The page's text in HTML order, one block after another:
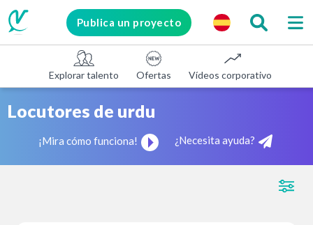
Publica un proyecto
Explorar talento Ofertas Vídeos corporativos
Locutores de urdu
¡Mira cómo funciona! ¿Necesita ayuda?